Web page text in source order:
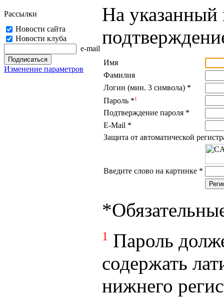
Рассылки
Новости сайта
Новости клуба
e-mail
Изменение параметров
На указанный
Имя
Фамилия
Логин (мин. 3 символа) *
Пароль *1
Подтверждение пароля *
E-Mail *
Защита от автоматической
Введите слово на картинке *
*
1 Пароль
содержать
нижнего